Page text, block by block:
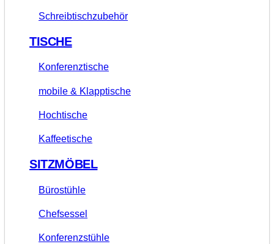
Schreibtischzubehör
TISCHE
Konferenztische
mobile & Klapptische
Hochtische
Kaffeetische
SITZMÖBEL
Bürostühle
Chefsessel
Konferenzstühle